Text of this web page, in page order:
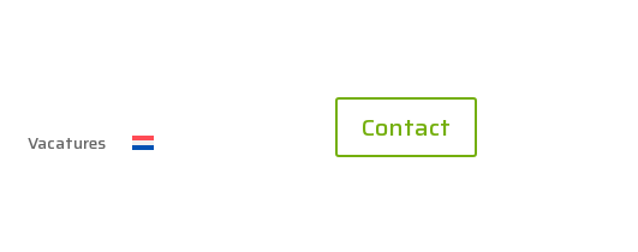
Vacatures Contact